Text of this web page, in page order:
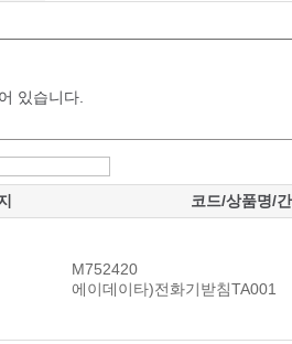
있습니다.
코드/상품명/
M752420
에이데이타)전화기받침TA001